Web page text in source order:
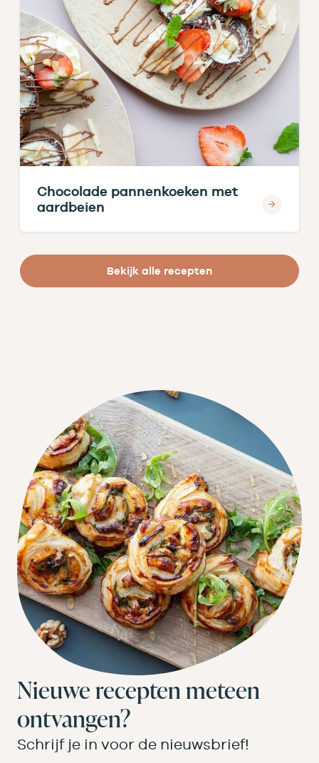
Chocolade pannenkoeken met
aardbeien
Bekijk alle recepten
Nieuwe recepten meteen
ontvangen?
Schrijf je in voor de nieuwsbrief!